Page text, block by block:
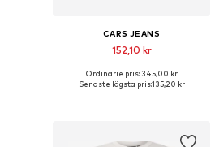
CARS JEANS
152,10 kr
Ordinarie pris: 345,00 kr
Senaste lägsta pris:135,20 kr